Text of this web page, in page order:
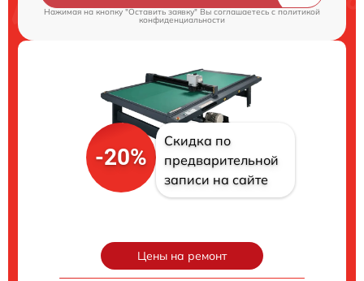
Нажимая на кнопку "Оставить заявку" Вы соглашаетесь cполитикой
конфиденциальности
-20%
Скидка по
предварительной
записи на сайте
Цены на ремонт